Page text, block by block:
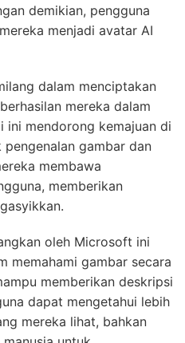
demikian, pengguna
menjadi avatar AI
dalam menciptakan
mereka dalam
ini mendorong kemajuan di
gambar dan
membawa
memberikan
oleh Microsoft ini
memahami gambar secara
memberikan deskripsi
dapat mengetahui lebih
mereka lihat, bahkan